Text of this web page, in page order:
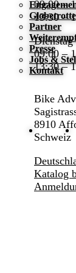
Partner
Presse
Jobs &
Kontakt
09:00 –
13:30 –
Dienstag
09:00 –
13:30 –
Bike
8910
Schweiz
Katalog